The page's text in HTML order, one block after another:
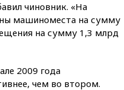
чиновник. «На
машиноместа на сумму
на сумму 1,3 млрд
2009 года
чем во втором.